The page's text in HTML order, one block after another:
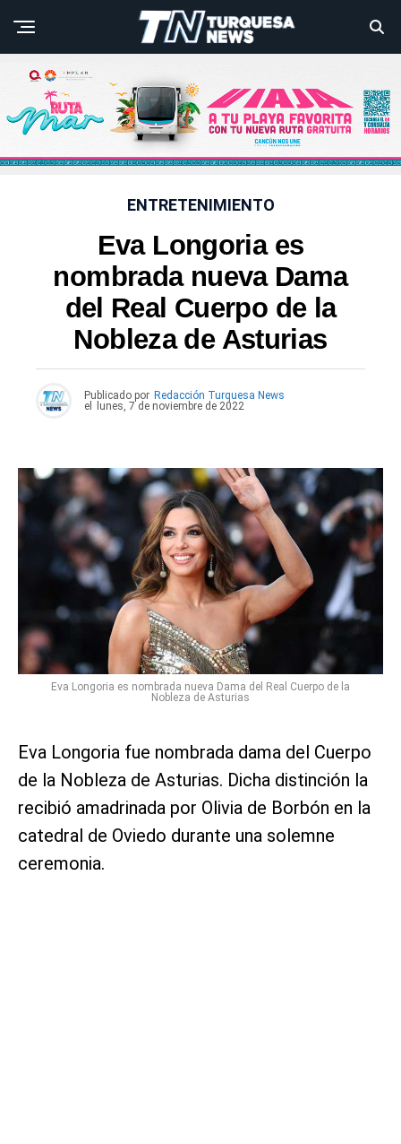
ENTRETENIMIENTO
Eva Longoria es
nombrada nueva Dama
del Real Cuerpo de la
Nobleza de Asturias
Publicado por Redacción Turquesa News
el
lunes, 7 de noviembre de 2022
Eva Longoria es nombrada nueva Dama del Real Cuerpo de la
Nobleza de Asturias
Eva Longoria fue nombrada dama del Cuerpo
de la Nobleza de Asturias. Dicha distinción la
recibió amadrinada por Olivia de Borbón en la
catedral de Oviedo durante una solemne
ceremonia.